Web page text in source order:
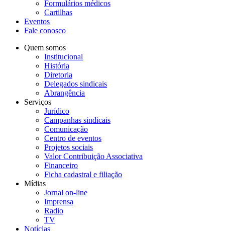
Formulários médicos
Cartilhas
Eventos
Fale conosco
Quem somos
Institucional
História
Diretoria
Delegados sindicais
Abrangência
Serviços
Jurídico
Campanhas sindicais
Comunicação
Centro de eventos
Projetos sociais
Valor Contribuição Associativa
Financeiro
Ficha cadastral e filiação
Mídias
Jornal on-line
Imprensa
Radio
TV
Notícias